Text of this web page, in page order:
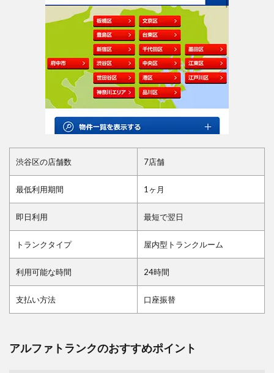
渋谷区の店舗数 7店舗
最低利用期間 1ヶ月
即日利用 最短で翌日
トランクタイプ 屋内型トランクルーム
利用可能な時間 24時間
支払い方法 口座振替
アルファトランクのおすすめポイント